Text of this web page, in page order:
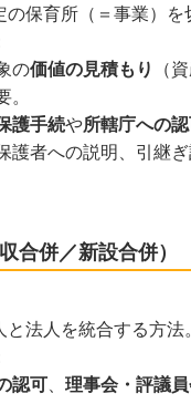
の保育所（＝事業）
の価値の見積もり （
護手続や所轄庁への
護者への説明、引継
合併／新設合併）
と法人を統合する方法。
認可
理事会・評議